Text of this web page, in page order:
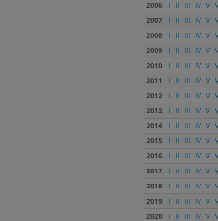
2006:
I II III IV V
2007:
I II III IV V
2008:
I II III IV V
2009:
I II III IV V
2010:
I II III IV V
2011:
I II III IV V
2012:
I II III IV V
2013:
I II III IV V
2014:
I II III IV V
2015:
I II III IV V
2016:
I II III IV V
2017:
I II III IV V
2018:
I II III IV V
2019:
I II III IV V
2020:
I II III IV V